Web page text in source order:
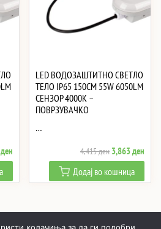
денCurrent
price
is:
LED ВОДОЗАШТИТНО СВЕТЛО
ТЕЛО IP65 150CM 55W 6050LM
СЕНЗОР 4000K –
ПОВРЗУВАЧКО
…
4,415ден Original
price
was:
3,863ден
price
is:
Додај во кошница